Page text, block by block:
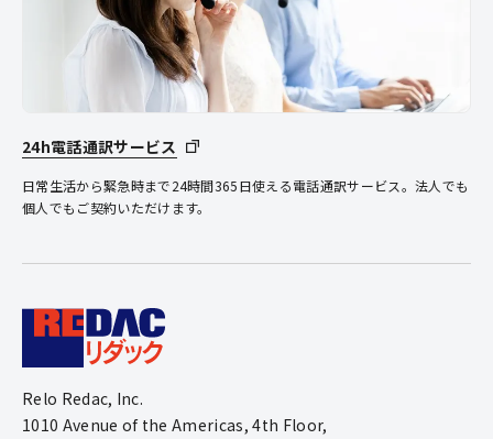
24h電話通訳サービス
日常生活から緊急時まで24時間365日使える電話通訳サービス。法人でも
個人でもご契約いただけます。
Relo Redac, Inc.
1010 Avenue of the Americas, 4th Floor,